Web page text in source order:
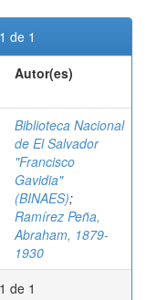
de 1
Autor(es)
Biblioteca Nacional
de El Salvador
"Francisco
Gavidia"
(BINAES);
Ramírez Peña,
Abraham, 1879-
1930
de 1